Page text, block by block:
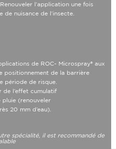
l’application une fois
de nuisance de l’insecte.
de ROC- Microspray® aux
positionnement de la barrière
période de risque.
de l’effet cumulatif
pluie (renouveler
20 mm d’eau).
spécialité, il est recommandé de